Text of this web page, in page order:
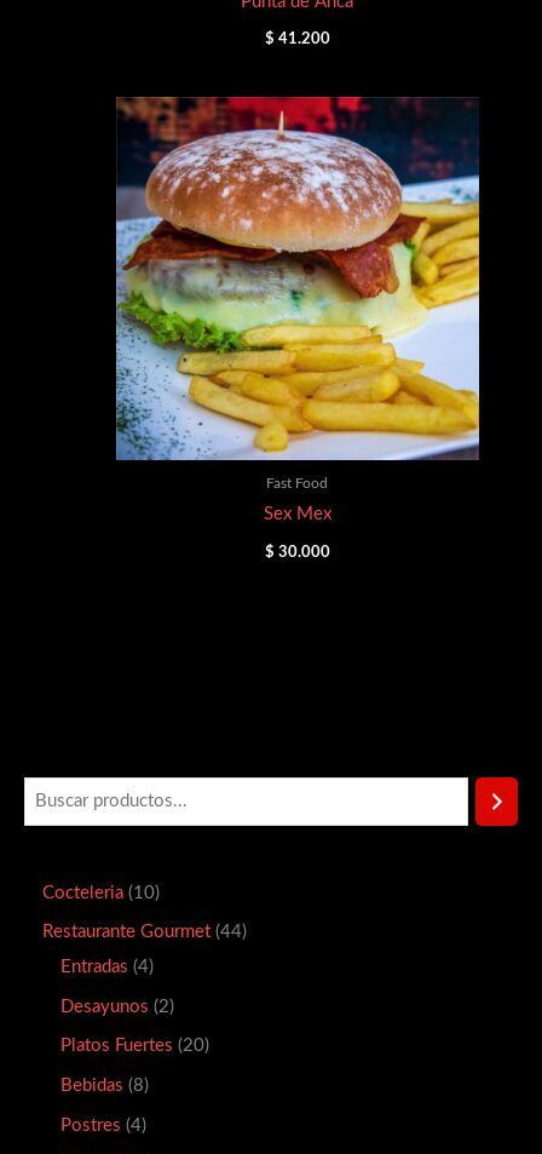
Cocteleria 10
Restaurante Gourmet 44
Entradas 4
Desayunos 2
Platos Fuertes 20
Bebidas 8
Postres 4
$ 41.200
Fast Food
Sex Mex
$ 30.000